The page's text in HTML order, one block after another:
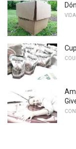
VIDA